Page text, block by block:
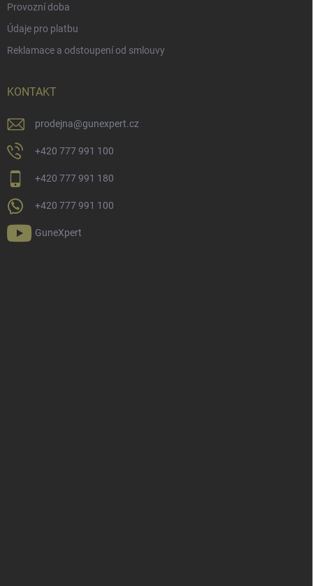
Provozní doba
Údaje pro platbu
Reklamace a odstoupení od smlouvy
KONTAKT
prodejna@gunexpert.cz
+420 777 991 100
+420 777 991 180
+420 777 991 100
GuneXpert